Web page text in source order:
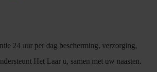
24 uur per dag bescherming, verzorging,
Het Laar u, samen met uw naasten.